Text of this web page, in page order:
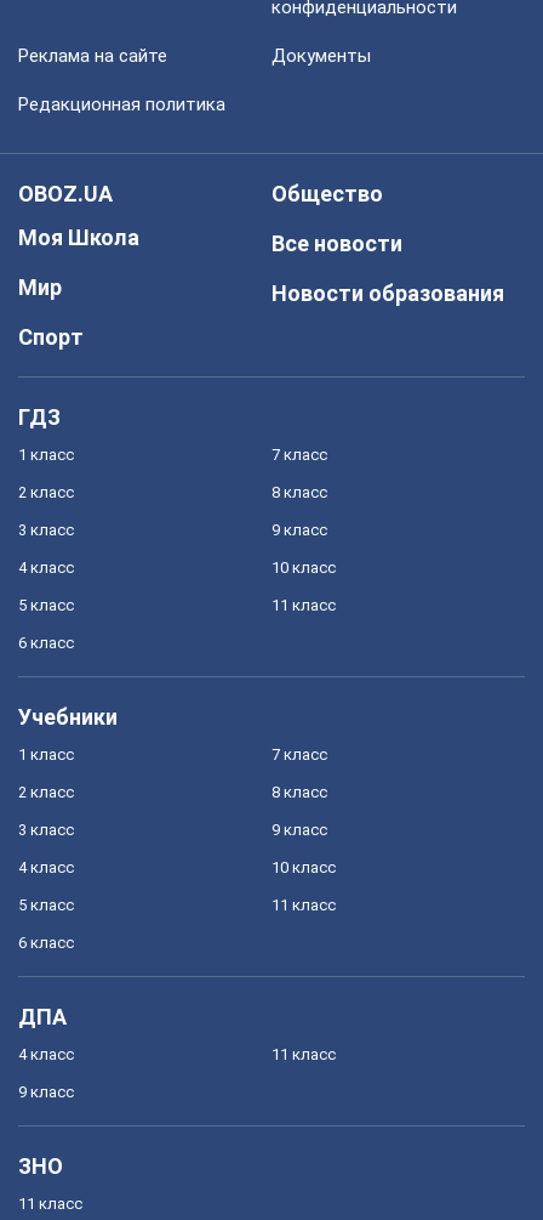
конфиденциальности
Реклама на сайте Документы
Редакционная политика
OBOZ.UA
Моя Школа
Мир
Спорт
Общество
Все новости
Новости образования
ГДЗ
1 класс
2 класс
3 класс
4 класс
5 класс
6 класс
7 класс
8 класс
9 класс
10 класс
11 класс
Учебники
1 класс
2 класс
3 класс
4 класс
5 класс
6 класс
7 класс
8 класс
9 класс
10 класс
11 класс
ДПА
4 класс
9 класс
11 класс
ЗНО
11 класс